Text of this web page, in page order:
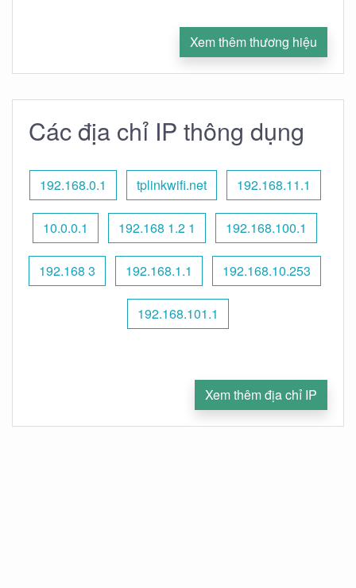
Xem thêm thương hiệu
Các địa chỉ IP thông dụng
192.168.0.1 tplinkwifi.net 192.168.11.1
10.0.0.1 192.168 1.2 1 192.168.100.1
192.168 3 192.168.1.1 192.168.10.253
192.168.101.1
Xem thêm địa chỉ IP